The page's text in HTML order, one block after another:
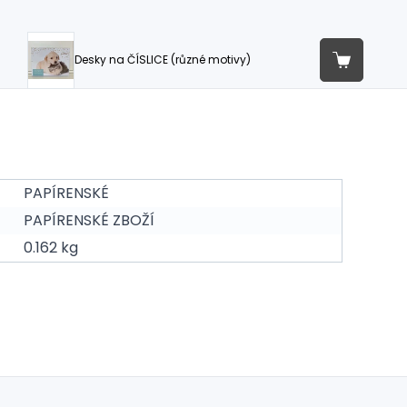
Desky na ČÍSLICE (různé motivy)
PAPÍRENSKÉ
PAPÍRENSKÉ ZBOŽÍ
0.162 kg